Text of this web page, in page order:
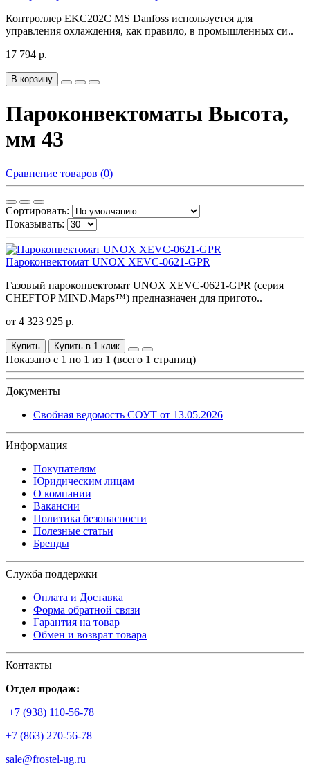
Контроллер EKC202C MS Danfoss используется для
управления охлаждения, как правило, в промышленных си..
17 794 р.
В корзину
Пароконвектоматы Высота,
мм 43
Сравнение товаров (0)
Сортировать:
Показывать:
Пароконвектомат UNOX XEVC-0621-GPR
Газовый пароконвектомат UNOX XEVC-0621-GPR (серия
CHEFTOP MIND.Maps™) предназначен для пригото..
от 4 323 925 р.
Купить Купить в 1 клик
Показано с 1 по 1 из 1 (всего 1 страниц)
Документы
Свобная ведомость СОУТ от 13.05.2026
Информация
Покупателям
Юридическим лицам
О компании
Вакансии
Политика безопасности
Полезные статьи
Бренды
Служба поддержки
Оплата и Доставка
Форма обратной связи
Гарантия на товар
Обмен и возврат товара
Контакты
Отдел продаж:
+7 (938) 110-56-78
+7 (863) 270-56-78
sale@frostel-ug.ru